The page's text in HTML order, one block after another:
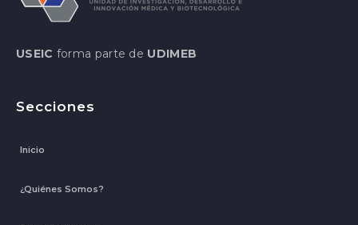
USEIC forma parte de UDIMEB
Secciones
Inicio
¿Quiénes Somos?